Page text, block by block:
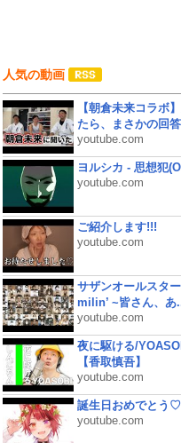
人気の動画
【朝倉未来コラボ
たら、まさかの回
youtube.com
ヨルシカ - 思想犯
youtube.com
ご紹介します!!!
youtube.com
サザンオールスタ
milin’ ~皆さん、あ
youtube.com
夜に駆ける/
【香取慎吾】
youtube.com
誕生日おめでとう♡
youtube.com